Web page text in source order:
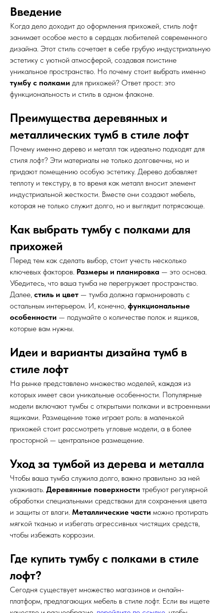
Введение
Когда дело доходит до оформления прихожей, стиль лофт
занимает особое место в сердцах любителей современного
дизайна. Этот стиль сочетает в себе грубую индустриальную
эстетику с уютной атмосферой, создавая поистине
уникальное пространство. Но почему стоит выбрать именно
тумбу с полками для прихожей? Ответ прост: это
функциональность и стиль в одном флаконе.
Преимущества деревянных и
металлических тумб в стиле лофт
Почему именно дерево и металл так идеально подходят для
стиля лофт? Эти материалы не только долговечны, но и
придают помещению особую эстетику. Дерево добавляет
теплоту и текстуру, в то время как металл вносит элемент
индустриальной жесткости. Вместе они создают мебель,
которая не только служит долго, но и выглядит потрясающе.
Как выбрать тумбу с полками для
прихожей
Перед тем как сделать выбор, стоит учесть несколько
ключевых факторов. Размеры и планировка — это основа.
Убедитесь, что ваша тумба не перегружает пространство.
Далее, стиль и цвет — тумба должна гармонировать с
остальным интерьером. И, конечно, функциональные
особенности — подумайте о количестве полок и ящиков,
которые вам нужны.
Идеи и варианты дизайна тумб в
стиле лофт
На рынке представлено множество моделей, каждая из
которых имеет свои уникальные особенности. Популярные
модели включают тумбы с открытыми полками и встроенными
ящиками. Размещение тоже играет роль: в маленькой
прихожей стоит рассмотреть угловые модели, а в более
просторной — центральное размещение.
Уход за тумбой из дерева и металла
Чтобы ваша тумба служила долго, важно правильно за ней
ухаживать. Деревянные поверхности требуют регулярной
обработки специальными средствами для сохранения цвета
и защиты от влаги. Металлические части можно протирать
мягкой тканью и избегать агрессивных чистящих средств,
чтобы избежать коррозии.
Где купить тумбу с полками в стиле
лофт?
Сегодня существует множество магазинов и онлайн-
платформ, предлагающих мебель в стиле лофт. Если вы ищете